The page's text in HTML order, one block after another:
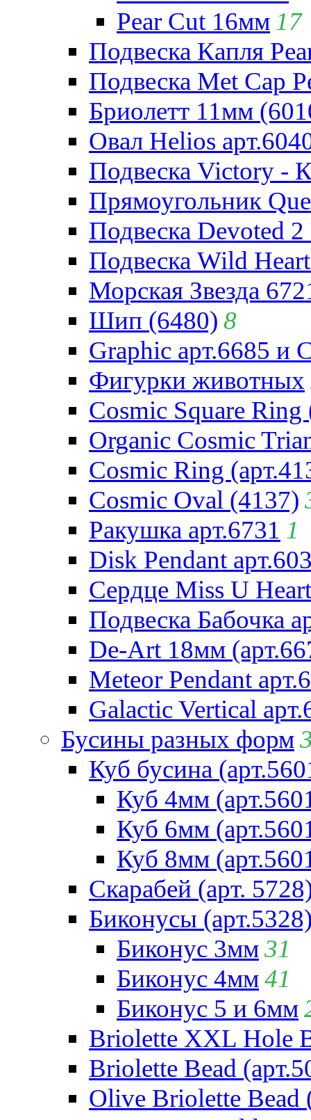
Pear Cut 16мм 17
Подвеска Капля
Подвеска Met Cap
Бриолетт 11мм
Овал Helios
Подвеска Victory -
Прямоугольник
Подвеска Devoted
Подвеска Wild
Морская Звезда
Шип (6480) 8
Graphic арт.6685 и
Фигурки животных
Cosmic Square Ring
Organic Cosmic
Cosmic Ring
Cosmic Oval (4137)
Ракушка арт.6731 1
Disk Pendant
Сердце Miss U
Подвеска Бабочка
De-Art 18мм
Meteor Pendant
Galactic Vertical
Бусины разных форм
Куб бусина
Куб 4мм
Куб 6мм
Куб 8мм
Скарабей (арт.
Биконусы
Биконус 3мм31
Биконус 4мм41
Биконус 5 и 6мм
Briolette XXL Hole
Briolette Bead
Olive Briolette Bead